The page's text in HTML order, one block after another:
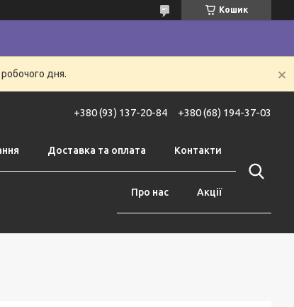
Кошик
дня.
+380 (93) 137-20-84 +380 (68) 194-37-03
Доставка та оплата Контакти
Про нас Акції